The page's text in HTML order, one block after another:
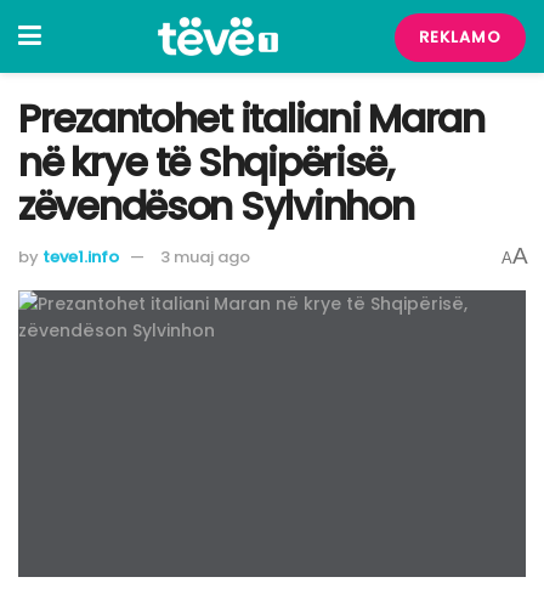
REKLAMO
Prezantohet italiani Maran
në krye të Shqipërisë,
zëvendëson Sylvinhon
by teve1.info 3 muaj ago AA